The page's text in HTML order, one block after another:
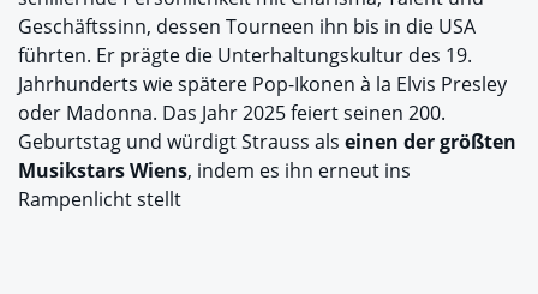
Geschäftssinn, dessen Tourneen ihn bis in die USA
führten. Er prägte die Unterhaltungskultur des 19.
Jahrhunderts wie spätere Pop-Ikonen à la Elvis Presley
oder Madonna. Das Jahr 2025 feiert seinen 200.
Geburtstag und würdigt Strauss als einen der größten
Musikstars Wiens, indem es ihn erneut ins
Rampenlicht stellt